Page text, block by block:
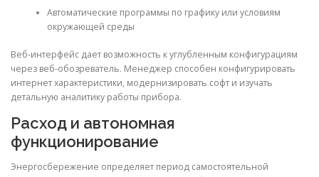
Автоматические программы по графику или условиям
окружающей среды
Веб-интерфейс дает возможность к углубленным конфигурациям
через веб-обозреватель. Менеджер способен конфигурировать
интернет характеристики, модернизировать софт и изучать
детальную аналитику работы прибора.
Расход и автономная
функционирование
Энергосбережение определяет период самостоятельной